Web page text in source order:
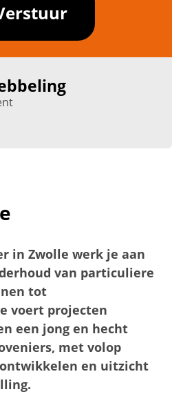
in Zwolle werk je aan
van particuliere
tot
voert projecten
een jong en hecht
met volop
en uitzicht